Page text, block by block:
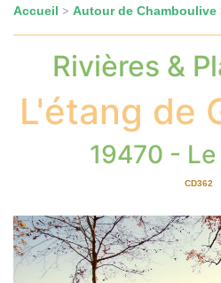
Accueil > Autour de Chamboulive
Rivières &
L'étang de
19470 -
CD362